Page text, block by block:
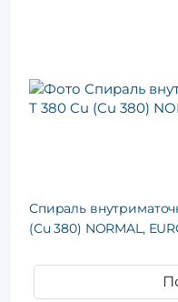
Спираль
(Cu 380) NORMAL,